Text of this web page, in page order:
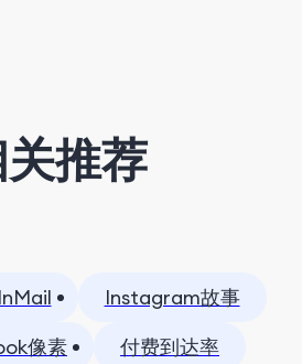
推荐
Instagram故事
像素
付费到达率